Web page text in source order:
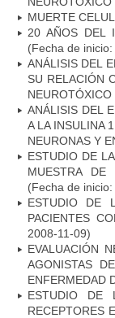
MUERTE
20 AÑOS DEL
(Fecha de
ANÁLISIS DEL
SU RELACIÓN
NEUROTÓXICO
ANÁLISIS DEL
A LA INSULINA
NEURONAS Y
ESTUDIO DE
MUESTRA DE
(Fecha de
ESTUDIO DE
PACIENTES
2008-11-09)
EVALUACIÓN
AGONISTAS
ENFERMEDAD
ESTUDIO DE
RECEPTORES